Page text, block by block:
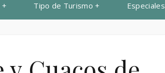
Tipo de Turismo Especiales